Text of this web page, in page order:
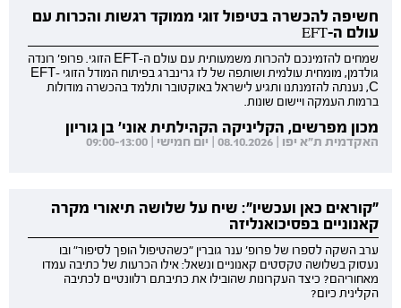
חשיפה להכשרה בטיפול זוגי ממוקד רגשות והכרות עם
עולם ה-EFT
שמחים להזמינכם להכרות משמעותית עם עולם ה-EFT הזוגי. פרופ' רונדה
גולדמן, מומחית עולמית ושותפה של לז גרינברג בפיתוח המודל הזוגי EFT-
C, נענתה להזמנתנו ותגיע לישראל באוקטובר ותלמד בהכשרה מודולות
ברמות העמקה ויישום שונות.
מכון מפרשים, הקליניקה הקהילתית אוני' בן גוריון
האקדמית ת"א יפו | 08.10.2026 | יום חמישי | 09:00-13:00
"קוראים כאן ועכשיו": שיח על שלושה תיאורי מקרה
קאנוניים בפסיכואנליזה
ערב השקה לספרו של פרופ' ענר גוברין "כשהטיפול הופך לסיפור" ובו
נעסוק בשלושה טקסטים קאנוניים ונשאל: אילו הכרעות של כתיבה עמדו
מאחוריהם? כיצד העקרונות שהובילו את כתיבתם רלוונטיים לכתיבה
הקלינית כיום?